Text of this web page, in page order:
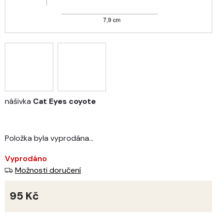
Položka byla vyprodána…
nášivka Cat Eyes coyote
Vyprodáno
Možnosti doručení
95 Kč
cena: